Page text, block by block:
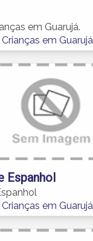
em Guarujá.
em Guarujá
Espanhol
em Guarujá